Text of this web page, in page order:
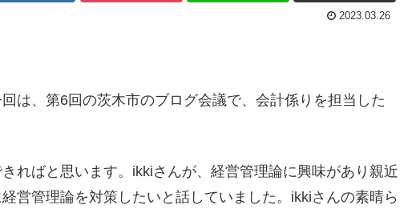
2023.03.26
は、第6回の茨木市のブログ会議で、会計係りを担当した
ればと思います。ikkiさんが、経営管理論に興味があり親近
営管理論を対策したいと話していました。ikkiさんの素晴ら